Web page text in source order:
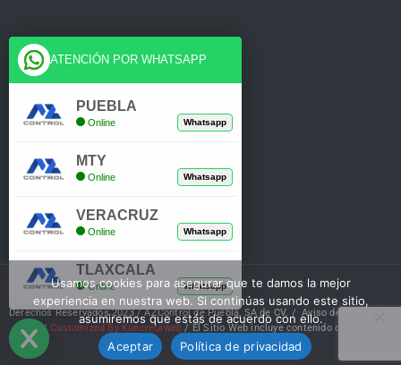
Cuenta
Tienda
Mi Cuenta
Derechos Reservados 2023 / AZControl de Puebla, SA de CV. /Aviso de Privacidad
/Customized By Koncretaweb / El Sitio Web incluye contenido de IA
Usamos cookies para asegurar que te damos la mejor
experiencia en nuestra web. Si continúas usando este sitio,
asumiremos que estás de acuerdo con ello.
Aceptar
Política de privacidad
ATENCIÓN POR WHATSAPP
PUEBLA
Online Whatsapp
MTY
Online Whatsapp
VERACRUZ
Online Whatsapp
TLAXCALA
Online Whatsapp